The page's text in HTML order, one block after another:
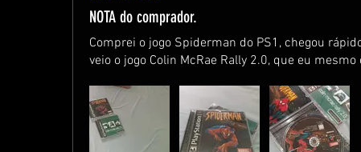
NOTA do comprador.
Comprei o jogo Spiderman do PS1, chegou
veio o jogo Colin McRae Rally 2.0, que eu